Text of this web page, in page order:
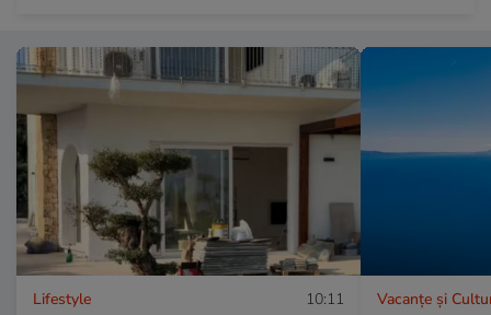
Lifestyle 10:11 Vacanțe și